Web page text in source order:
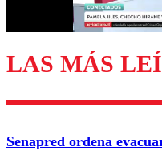
LAS MÁS
Senapred ordena